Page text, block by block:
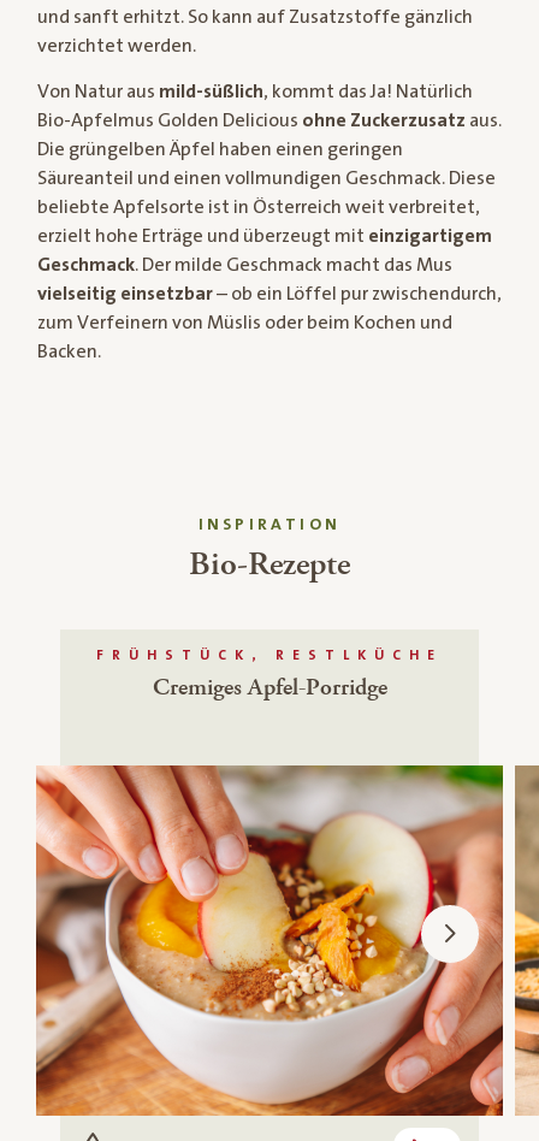
und sanft erhitzt. So kann auf Zusatzstoffe gänzlich
verzichtet werden.
Von Natur aus mild-süßlich, kommt das Ja! Natürlich
Bio-Apfelmus Golden Delicious ohne Zuckerzusatz aus.
Die grüngelben Äpfel haben einen geringen
Säureanteil und einen vollmundigen Geschmack. Diese
beliebte Apfelsorte ist in Österreich weit verbreitet,
erzielt hohe Erträge und überzeugt mit einzigartigem
Geschmack. Der milde Geschmack macht das Mus
vielseitig einsetzbar– ob ein Löffel pur zwischendurch,
zum Verfeinern von Müslis oder beim Kochen und
Backen.
INSPIRATION
Bio-Rezepte
FRÜHSTÜCK, RESTLKÜCHE
Cremiges Apfel-Porridge